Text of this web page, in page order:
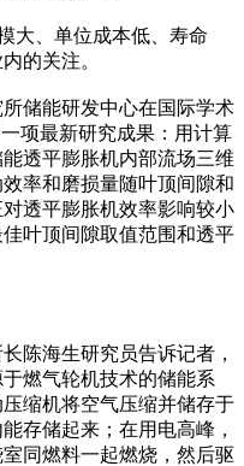
大、单位成本低、寿命
的关注。
储能研发中心在国际学术
项最新研究成果：用计算
透平膨胀机内部流场三维
率和磨损量随叶顶间隙和
透平膨胀机效率影响较小
叶顶间隙取值范围和透平
陈海生研究员告诉记者，
燃气轮机技术的储能系
缩机将空气压缩并储存于
存储起来；在用电高峰，
同燃料一起燃烧，然后驱